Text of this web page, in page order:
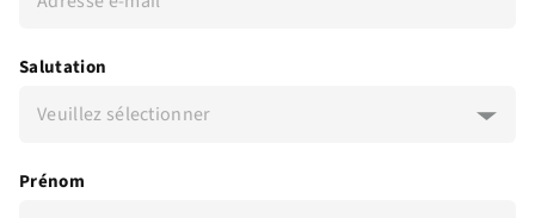
Salutation
Veuillez sélectionner
Prénom